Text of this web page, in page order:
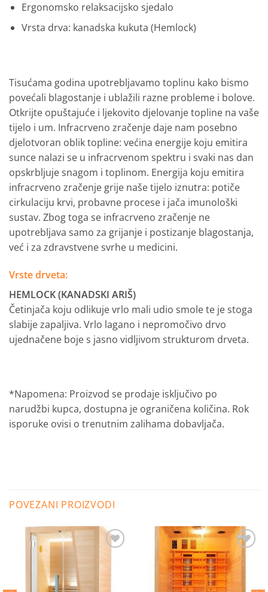
Ergonomsko relaksacijsko sjedalo
Vrsta drva: kanadska kukuta (Hemlock)
Tisućama godina upotrebljavamo toplinu kako bismo
povećali blagostanje i ublažili razne probleme i bolove.
Otkrijte opuštajuće i ljekovito djelovanje topline na vaše
tijelo i um. Infracrveno zračenje daje nam posebno
djelotvoran oblik topline: većina energije koju emitira
sunce nalazi se u infracrvenom spektru i svaki nas dan
opskrbljuje snagom i toplinom. Energija koju emitira
infracrveno zračenje grije naše tijelo iznutra: potiče
cirkulaciju krvi, probavne procese i jača imunološki
sustav. Zbog toga se infracrveno zračenje ne
upotrebljava samo za grijanje i postizanje blagostanja,
već i za zdravstvene svrhe u medicini.
Vrste drveta:
HEMLOCK (KANADSKI ARIŠ)
Četinjača koju odlikuje vrlo mali udio smole te je stoga
slabije zapaljiva. Vrlo lagano i nepromočivo drvo
ujednačene boje s jasno vidljivom strukturom drveta.
*Napomena: Proizvod se prodaje isključivo po
narudžbi kupca, dostupna je ograničena količina. Rok
isporuke ovisi o trenutnim zalihama dobavljača.
POVEZANI PROIZVODI
Dodaj
želja